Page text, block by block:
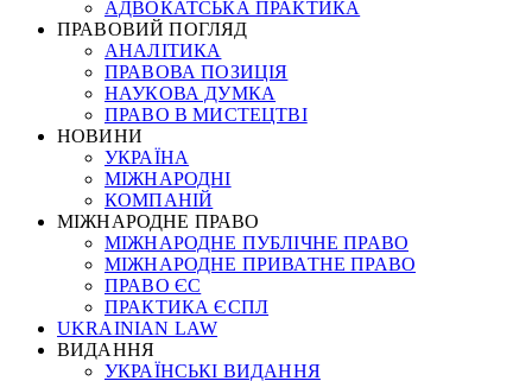
АДВОКАТСЬКА ПРАКТИКА
ПРАВОВИЙ ПОГЛЯД
АНАЛІТИКА
ПРАВОВА ПОЗИЦІЯ
НАУКОВА ДУМКА
ПРАВО В МИСТЕЦТВІ
НОВИНИ
УКРАЇНА
МІЖНАРОДНІ
КОМПАНІЙ
МІЖНАРОДНЕ ПРАВО
МІЖНАРОДНЕ ПУБЛІЧНЕ ПРАВО
МІЖНАРОДНЕ ПРИВАТНЕ ПРАВО
ПРАВО ЄС
ПРАКТИКА ЄСПЛ
UKRAINIAN LAW
ВИДАННЯ
УКРАЇНСЬКІ ВИДАННЯ